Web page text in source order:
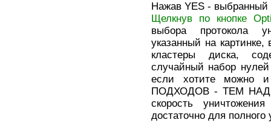
Нажав YES -
Щелкнув по кнопке
выбора протокола
указанный на
кластеры диска,
случайный набор
если хотите можно
ПОДХОДОВ - ТЕМ
скорость
достаточно для